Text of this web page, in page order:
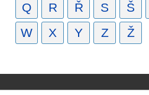
Q
R Ř S Š
W
X Y Z Ž